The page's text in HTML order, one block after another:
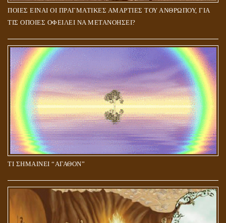
ΠΟΙΕΣ ΕΙΝΑΙ ΟΙ ΠΡΑΓΜΑΤΙΚΕΣ ΑΜΑΡΤΙΕΣ ΤΟΥ ΑΝΘΡΩΠΟΥ, ΓΙΑ
ΤΙΣ ΟΠΟΙΕΣ ΟΦΕΙΛΕΙ ΝΑ ΜΕΤΑΝΟΗΣΕΙ?
ΤΙ ΣΗΜΑΙΝΕΙ “ΑΓΑΘΟΝ”